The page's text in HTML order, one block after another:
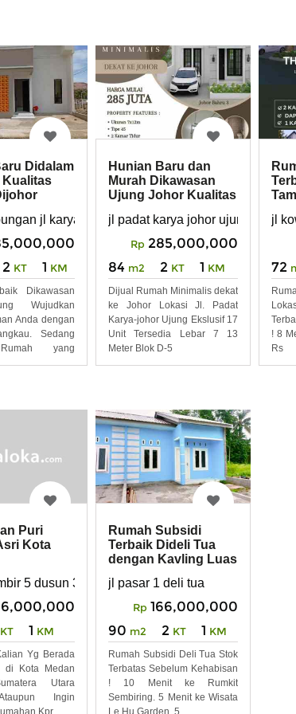
Didalam
Kualitas
jl karya ujung johor namorambe
2 KT 1 KM
Dikawasan
Wujudkan
Anda dengan
Sedang
yang
Hunian Baru dan
Murah Dikawasan
Ujung Johor Kualitas
jl padat karya johor ujung
Rp 285,000,000
84 m2 2 KT 1 KM
Dijual Rumah Minimalis dekat
ke Johor Lokasi Jl. Padat
Karya-johor Ujung Ekslusif 17
Unit Tersedia Lebar 7 13
Meter Blok D-5
jl
72
! 8
Rs
Puri
Kota
5 dusun 3 kecamatan hamparan perak
KT 1 KM
Yg Berada
di Kota Medan
Utara
Ingin
Rumah Subsidi
Terbaik Dideli Tua
dengan Kavling Luas
jl pasar 1 deli tua
Rp 166,000,000
90 m2 2 KT 1 KM
Rumah Subsidi Deli Tua Stok
Terbatas Sebelum Kehabisan
! 10 Menit ke Rumkit
Sembiring. 5 Menit ke Wisata